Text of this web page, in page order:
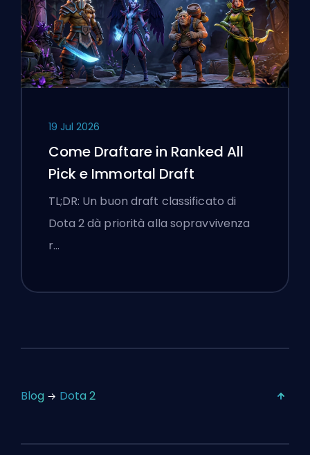
19 Jul 2026
Come Draftare in Ranked All
Pick e Immortal Draft
TL;DR: Un buon draft classificato di
Dota 2 dà priorità alla sopravvivenza
r…
Blog Dota 2